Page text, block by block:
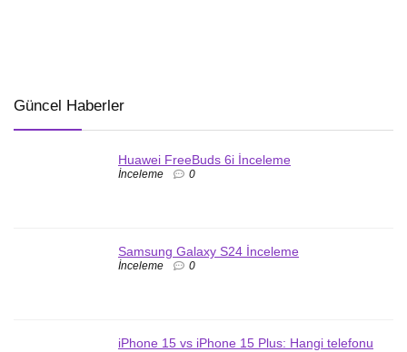
Güncel Haberler
Huawei FreeBuds 6i İnceleme
İnceleme 0
Samsung Galaxy S24 İnceleme
İnceleme 0
iPhone 15 vs iPhone 15 Plus: Hangi telefonu